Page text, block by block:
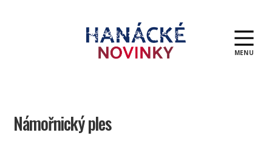
MENU
Námořnický ples